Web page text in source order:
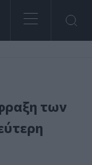
των